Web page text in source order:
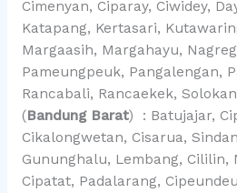
Cimenyan, Ciparay, Ciwidey,
Katapang, Kertasari,
Margaasih, Margahayu,
Pameungpeuk, Pangalengan,
Rancabali, Rancaekek,
(Bandung Barat) : Batujajar,
Cikalongwetan, Cisarua,
Gununghalu, Lembang, Cililin,
Cipatat, Padalarang,